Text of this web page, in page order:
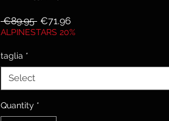
€89.95 Regular
Price
€71.96
Price
ALPINESTARS 20%
taglia *
Select
Quantity *